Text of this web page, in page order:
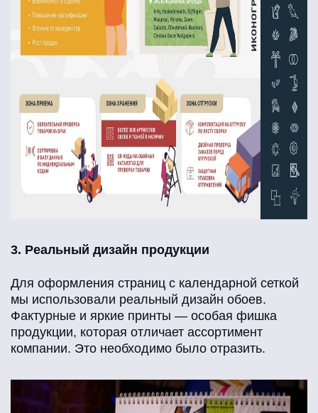
3. Реальный дизайн продукции
Для оформления страниц с календарной сеткой
мы использовали реальный дизайн обоев.
Фактурные и яркие принты — особая фишка
продукции, которая отличает ассортимент
компании. Это необходимо было отразить.